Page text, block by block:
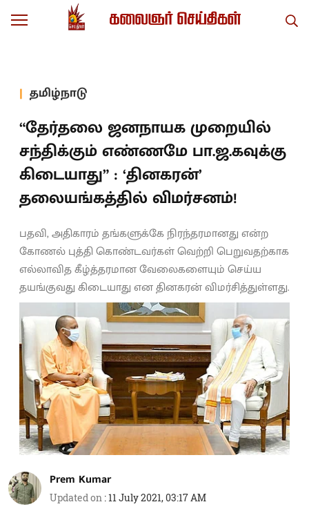
தமிழ்நாடு
“தேர்தலை ஜனநாயக முறையில்
சந்திக்கும் எண்ணமே பா.ஜ.கவுக்கு
கிடையாது” : ‘தினகரன்’
தலையங்கத்தில் விமர்சனம்!
பதவி, அதிகாரம் தங்களுக்கே நிரந்தரமானது என்ற
கோணல் புத்தி கொண்டவர்கள் வெற்றி பெறுவதற்காக
எல்லாவித கீழ்த்தரமான வேலைகளையும் செய்ய
தயங்குவது கிடையாது என தினகரன் விமர்சித்துள்ளது.
Prem Kumar
Updated on :11 July 2021, 03:17 AM